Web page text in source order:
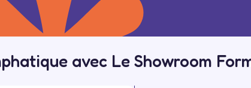
avec Le Showroom